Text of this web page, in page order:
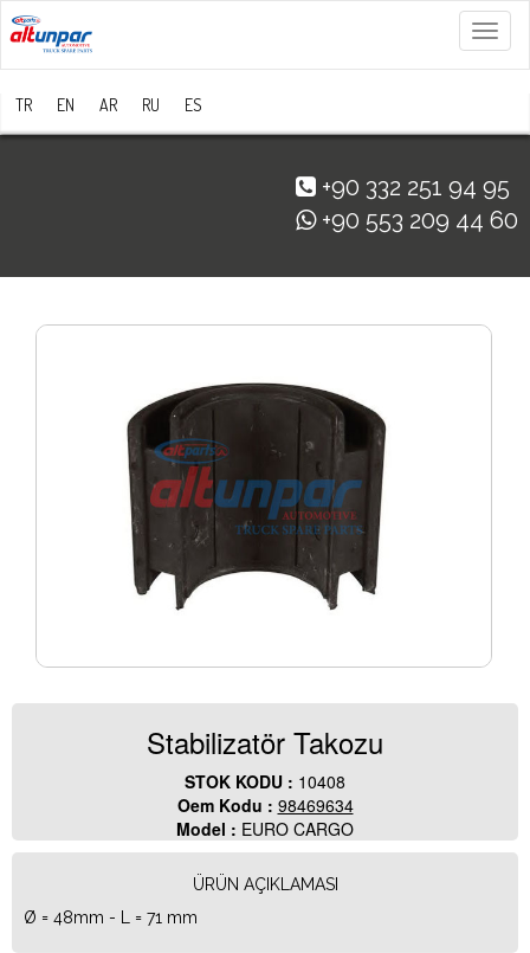
Menü
TR EN AR RU ES
+90 332 251 94 95
+90 553 209 44 60
Stabilizatör Takozu
STOK KODU : 10408
Oem Kodu : 98469634
Model : EURO CARGO
ÜRÜN AÇIKLAMASI
Ø = 48mm - L = 71 mm